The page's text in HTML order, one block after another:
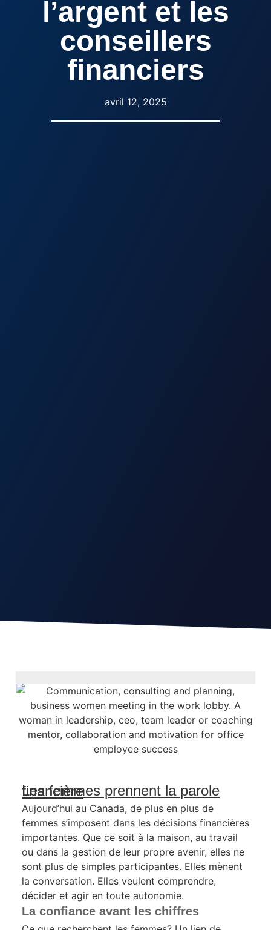
l’argent et les
conseillers
financiers
avril 12, 2025
Les femmes prennent la parole financière
Aujourd’hui au Canada, de plus en plus de
femmes s’imposent dans les décisions financières
importantes. Que ce soit à la maison, au travail
ou dans la gestion de leur propre avenir, elles ne
sont plus de simples participantes. Elles mènent
la conversation. Elles veulent comprendre,
décider et agir en toute autonomie.
La confiance avant les chiffres